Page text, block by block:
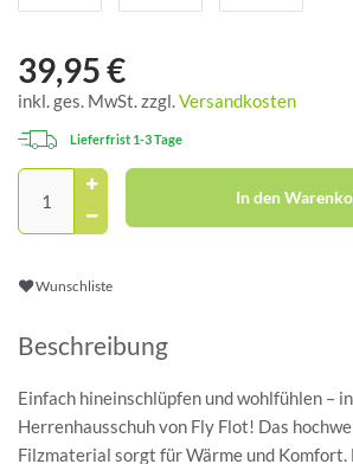
39,95 €
inkl. ges. MwSt. zzgl.Versandkosten
Lieferfrist 1-3 Tage
In den
Wunschliste
Beschreibung
Einfach hineinschlüpfen und wohlfühlen –
Herrenhausschuh von Fly Flot! Das
Filzmaterial sorgt für Wärme und